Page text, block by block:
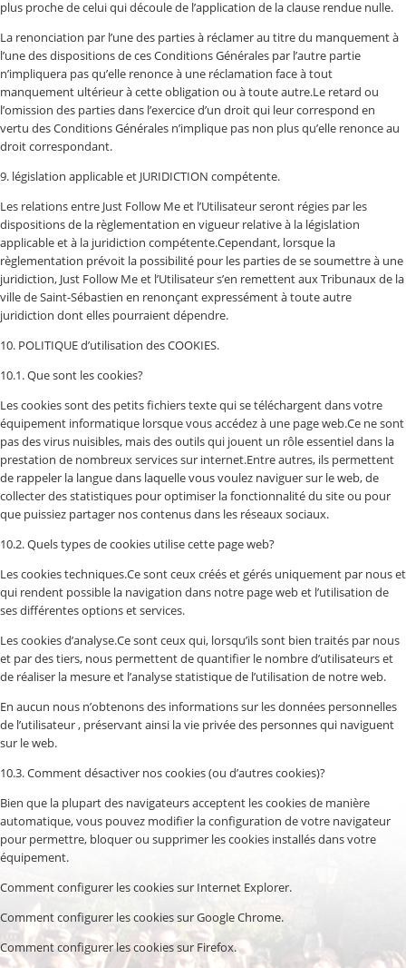
plus proche de celui qui découle de l’application de la clause rendue nulle.
La renonciation par l’une des parties à réclamer au titre du manquement à
l’une des dispositions de ces Conditions Générales par l’autre partie
n’impliquera pas qu’elle renonce à une réclamation face à tout
manquement ultérieur à cette obligation ou à toute autre.Le retard ou
l’omission des parties dans l’exercice d’un droit qui leur correspond en
vertu des Conditions Générales n’implique pas non plus qu’elle renonce au
droit correspondant.
9. législation applicable et JURIDICTION compétente.
Les relations entre Just Follow Me et l’Utilisateur seront régies par les
dispositions de la règlementation en vigueur relative à la législation
applicable et à la juridiction compétente.Cependant, lorsque la
règlementation prévoit la possibilité pour les parties de se soumettre à une
juridiction, Just Follow Me et l’Utilisateur s’en remettent aux Tribunaux de la
ville de Saint-Sébastien en renonçant expressément à toute autre
juridiction dont elles pourraient dépendre.
10. POLITIQUE d’utilisation des COOKIES.
10.1. Que sont les cookies?
Les cookies sont des petits fichiers texte qui se téléchargent dans votre
équipement informatique lorsque vous accédez à une page web.Ce ne sont
pas des virus nuisibles, mais des outils qui jouent un rôle essentiel dans la
prestation de nombreux services sur internet.Entre autres, ils permettent
de rappeler la langue dans laquelle vous voulez naviguer sur le web, de
collecter des statistiques pour optimiser la fonctionnalité du site ou pour
que puissiez partager nos contenus dans les réseaux sociaux.
10.2. Quels types de cookies utilise cette page web?
Les cookies techniques.Ce sont ceux créés et gérés uniquement par nous et
qui rendent possible la navigation dans notre page web et l’utilisation de
ses différentes options et services.
Les cookies d’analyse.Ce sont ceux qui, lorsqu’ils sont bien traités par nous
et par des tiers, nous permettent de quantifier le nombre d’utilisateurs et
de réaliser la mesure et l’analyse statistique de l’utilisation de notre web.
En aucun nous n’obtenons des informations sur les données personnelles
de l’utilisateur , préservant ainsi la vie privée des personnes qui naviguent
sur le web.
10.3. Comment désactiver nos cookies (ou d’autres cookies)?
Bien que la plupart des navigateurs acceptent les cookies de manière
automatique, vous pouvez modifier la configuration de votre navigateur
pour permettre, bloquer ou supprimer les cookies installés dans votre
équipement.
Comment configurer les cookies sur Internet Explorer.
Comment configurer les cookies sur Google Chrome.
Comment configurer les cookies sur Firefox.